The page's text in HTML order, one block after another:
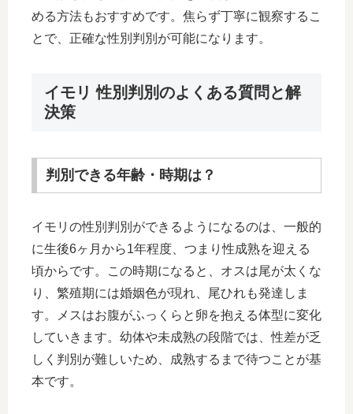
める方法もおすすめです。焦らず丁寧に観察するこ
とで、正確な性別判別が可能になります。
イモリ 性別判別のよくある質問と解
決策
判別できる年齢・時期は？
イモリの性別判別ができるようになるのは、一般的
に生後6ヶ月から1年程度、つまり性成熟を迎える
頃からです。この時期になると、オスは尾が太くな
り、繁殖期には婚姻色が現れ、尾ひれも発達しま
す。メスはお腹がふっくらと卵を抱える体型に変化
していきます。幼体や未成熟の段階では、性差が乏
しく判別が難しいため、成熟するまで待つことが基
本です。